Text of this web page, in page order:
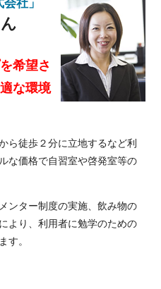
社」
希望さ
な環境
ら徒歩２分に立地するなど利
な価格で自習室や啓発室等の
ンター制度の実施、飲み物の
より、利用者に勉学のための
す。